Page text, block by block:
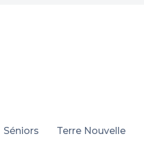
Séniors Terre Nouvelle